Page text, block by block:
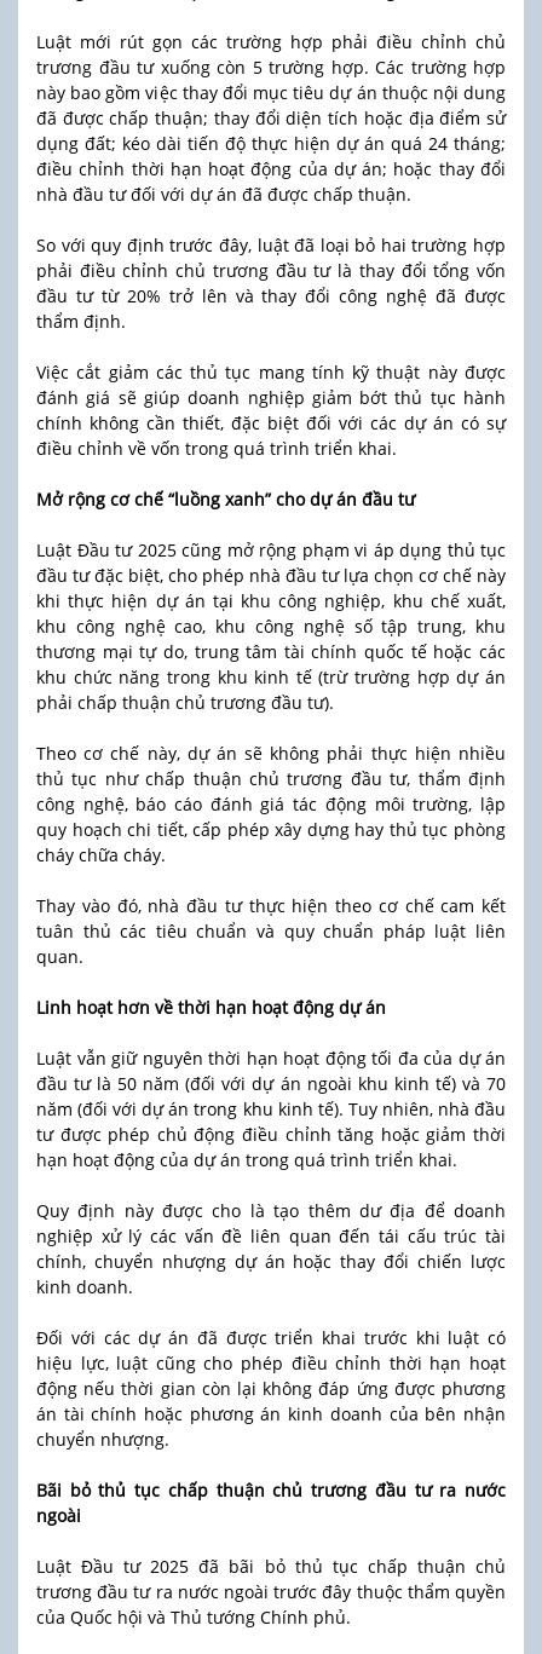
Luật mới rút gọn các trường hợp phải điều chỉnh chủ
trương đầu tư xuống còn 5 trường hợp. Các trường hợp
này bao gồm việc thay đổi mục tiêu dự án thuộc nội dung
đã được chấp thuận; thay đổi diện tích hoặc địa điểm sử
dụng đất; kéo dài tiến độ thực hiện dự án quá 24 tháng;
điều chỉnh thời hạn hoạt động của dự án; hoặc thay đổi
nhà đầu tư đối với dự án đã được chấp thuận.
So với quy định trước đây, luật đã loại bỏ hai trường hợp
phải điều chỉnh chủ trương đầu tư là thay đổi tổng vốn
đầu tư từ 20% trở lên và thay đổi công nghệ đã được
thẩm định.
Việc cắt giảm các thủ tục mang tính kỹ thuật này được
đánh giá sẽ giúp doanh nghiệp giảm bớt thủ tục hành
chính không cần thiết, đặc biệt đối với các dự án có sự
điều chỉnh về vốn trong quá trình triển khai.
Mở rộng cơ chế “luồng xanh” cho dự án đầu tư
Luật Đầu tư 2025 cũng mở rộng phạm vi áp dụng thủ tục
đầu tư đặc biệt, cho phép nhà đầu tư lựa chọn cơ chế này
khi thực hiện dự án tại khu công nghiệp, khu chế xuất,
khu công nghệ cao, khu công nghệ số tập trung, khu
thương mại tự do, trung tâm tài chính quốc tế hoặc các
khu chức năng trong khu kinh tế (trừ trường hợp dự án
phải chấp thuận chủ trương đầu tư).
Theo cơ chế này, dự án sẽ không phải thực hiện nhiều
thủ tục như chấp thuận chủ trương đầu tư, thẩm định
công nghệ, báo cáo đánh giá tác động môi trường, lập
quy hoạch chi tiết, cấp phép xây dựng hay thủ tục phòng
cháy chữa cháy.
Thay vào đó, nhà đầu tư thực hiện theo cơ chế cam kết
tuân thủ các tiêu chuẩn và quy chuẩn pháp luật liên
quan.
Linh hoạt hơn về thời hạn hoạt động dự án
Luật vẫn giữ nguyên thời hạn hoạt động tối đa của dự án
đầu tư là 50 năm (đối với dự án ngoài khu kinh tế) và 70
năm (đối với dự án trong khu kinh tế). Tuy nhiên, nhà đầu
tư được phép chủ động điều chỉnh tăng hoặc giảm thời
hạn hoạt động của dự án trong quá trình triển khai.
Quy định này được cho là tạo thêm dư địa để doanh
nghiệp xử lý các vấn đề liên quan đến tái cấu trúc tài
chính, chuyển nhượng dự án hoặc thay đổi chiến lược
kinh doanh.
Đối với các dự án đã được triển khai trước khi luật có
hiệu lực, luật cũng cho phép điều chỉnh thời hạn hoạt
động nếu thời gian còn lại không đáp ứng được phương
án tài chính hoặc phương án kinh doanh của bên nhận
chuyển nhượng.
Bãi bỏ thủ tục chấp thuận chủ trương đầu tư ra nước
ngoài
Luật Đầu tư 2025 đã bãi bỏ thủ tục chấp thuận chủ
trương đầu tư ra nước ngoài trước đây thuộc thẩm quyền
của Quốc hội và Thủ tướng Chính phủ.